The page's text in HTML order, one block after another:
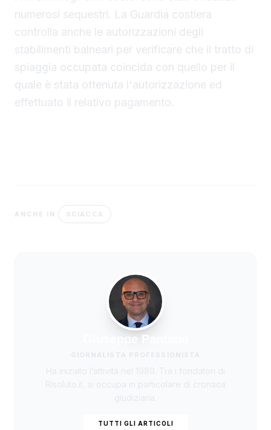
numerosi sequestri. La Guardia costiera
controlla anche le autorizzazioni degli
stabilimenti balneari per verificare che il tratto di
spiaggia occupata coincida con quello per il
quale è stata ottenuta l'autorizzazione ed
effettuato il relativo pagamento.
ANCHE IN SCIACCA
Giuseppe Pantano
TUTTI GLI ARTICOLI